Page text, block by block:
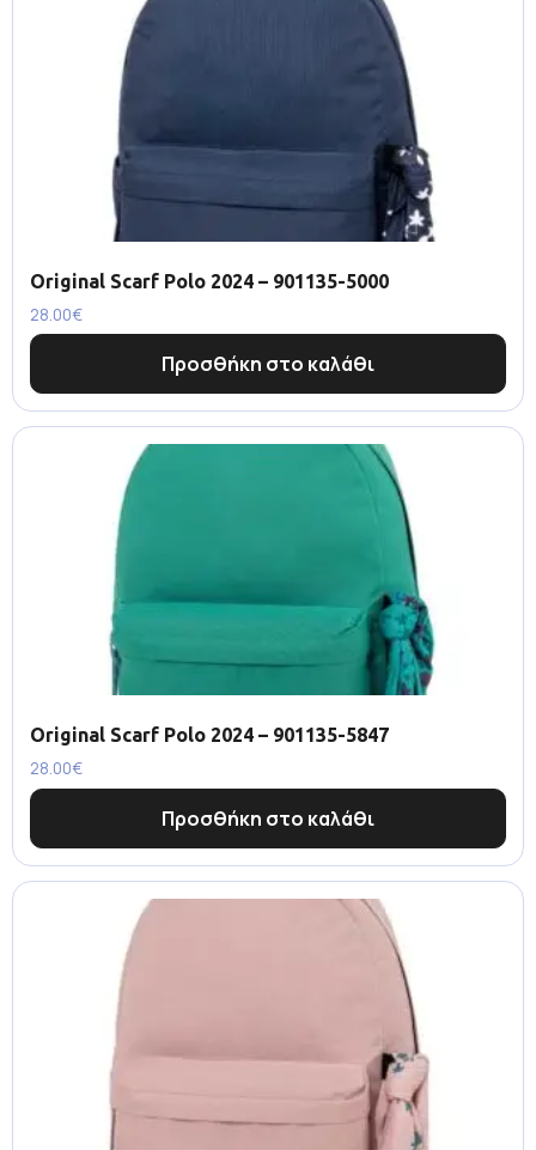
Original Scarf Polo 2024 – 901135-5000
28.00€
Προσθήκη στο καλάθι
Original Scarf Polo 2024 – 901135-5847
28.00€
Προσθήκη στο καλάθι